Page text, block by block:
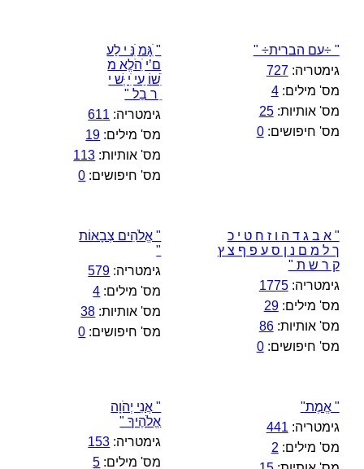
" ÷עם הברית÷ "
גימטריה:727
מס' מילים:4
מס' אותיות:25
מס' חיפושים:0
" ִׁגָּמ ִׁנּ י לַע
ם’י ִׁהֹלֱא מ
ִׁשׁוֹ ַעי ִׁי ְּשׁ י
ֵ ר בֵל "
גימטריה: 611
מס' מילים: 19
מס' אותיות: 113
מס' חיפושים: 0
" א ב ג ד ה ו ז ח ט י כ
ך ל מ ם נ ן ס ע פ ף צ ץ
ק ר ש ת "
גימטריה:1775
מס' מילים:29
מס' אותיות:86
מס' חיפושים:0
" אֱלֹהִים צְבָאוֹת
"
גימטריה: 579
מס' מילים: 4
מס' אותיות: 38
מס' חיפושים: 0
" אֱמֶת"
גימטריה: 441
מס' מילים: 2
" אֲנִי יְהֹוָה
אֱלֹהֶיךָ "
גימטריה: 153
מס' מילים: 5